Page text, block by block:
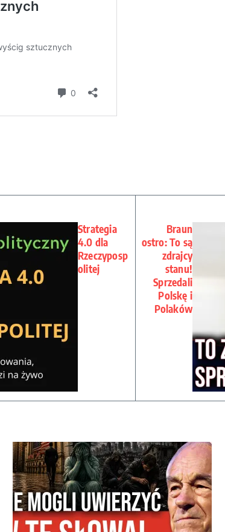
Strategia
4.0 dla
Rzeczyposp
olitej
Braun
ostro: To są
zdrajcy
stanu!
Sprzedali
Polskę i
Polaków